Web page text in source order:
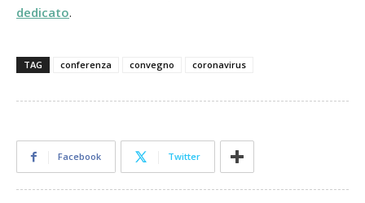
dedicato.
TAG conferenza convegno coronavirus
Facebook Twitter